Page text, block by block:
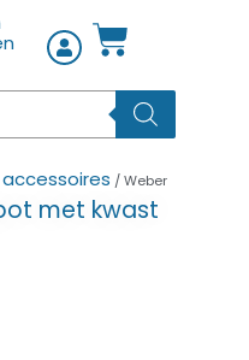
/ Weber
met kwast